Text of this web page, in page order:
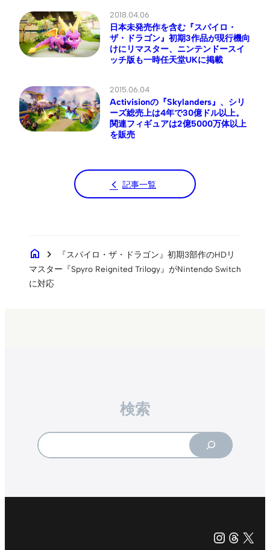
2018.04.06
日本未発売作を含む『スパイロ・
ザ・ドラゴン』初期3作品が現行機向
けにリマスター、ニンテンドースイ
ッチ版も一時任天堂UKに掲載
2015.06.04
Activisionの『Skylanders』、シリ
ーズ総売上は4年で30億ドル以上。
関連フィギュアは2億5000万体以上
を販売
記事一覧
home chevron_right
『スパイロ・ザ・ドラゴン』初期3部作のHDリ
マスター『Spyro Reignited Trilogy』がNintendo Switch
に対応
検索
X（旧